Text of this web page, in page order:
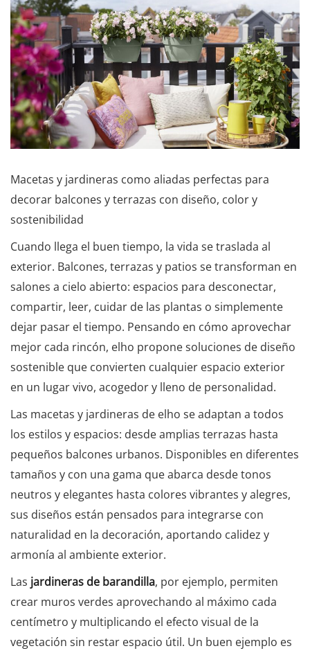
Macetas y jardineras como aliadas perfectas para
decorar balcones y terrazas con diseño, color y
sostenibilidad
Cuando llega el buen tiempo, la vida se traslada al
exterior. Balcones, terrazas y patios se transforman en
salones a cielo abierto: espacios para desconectar,
compartir, leer, cuidar de las plantas o simplemente
dejar pasar el tiempo. Pensando en cómo aprovechar
mejor cada rincón, elho propone soluciones de diseño
sostenible que convierten cualquier espacio exterior
en un lugar vivo, acogedor y lleno de personalidad.
Las macetas y jardineras de elho se adaptan a todos
los estilos y espacios: desde amplias terrazas hasta
pequeños balcones urbanos. Disponibles en diferentes
tamaños y con una gama que abarca desde tonos
neutros y elegantes hasta colores vibrantes y alegres,
sus diseños están pensados para integrarse con
naturalidad en la decoración, aportando calidez y
armonía al ambiente exterior.
Las jardineras de barandilla, por ejemplo, permiten
crear muros verdes aprovechando al máximo cada
centímetro y multiplicando el efecto visual de la
vegetación sin restar espacio útil. Un buen ejemplo es